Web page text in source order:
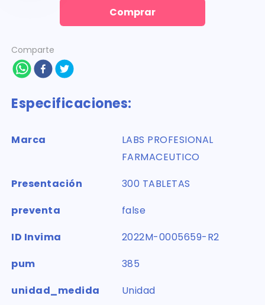
Comprar
Comparte
Especificaciones:
Marca
LABS PROFESIONAL
FARMACEUTICO
Presentación
300 TABLETAS
preventa
false
ID Invima
2022M-0005659-R2
pum
385
unidad_medida
Unidad